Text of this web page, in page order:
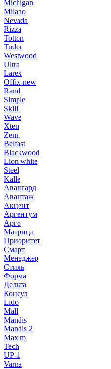
Michigan
Milano
Nevada
Rizza
Totton
Tudor
Westwood
Ultra
Larex
Offix-new
Rand
Simple
Skilll
Wave
Xten
Zenn
Belfast
Blackwood
Lion white
Steel
Kalle
Авангард
Авантаж
Акцент
Аргентум
Арго
Матрица
Приоритет
Смарт
Менеджер
Стиль
Форма
Дельта
Консул
Lido
Mall
Mandis
Mandis 2
Maxim
Tech
UP-1
Varna